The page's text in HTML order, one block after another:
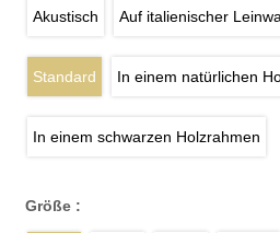
Akustisch Auf italienischer
Standard In einem natürlichen
In einem schwarzen Holzrahmen
Größe :